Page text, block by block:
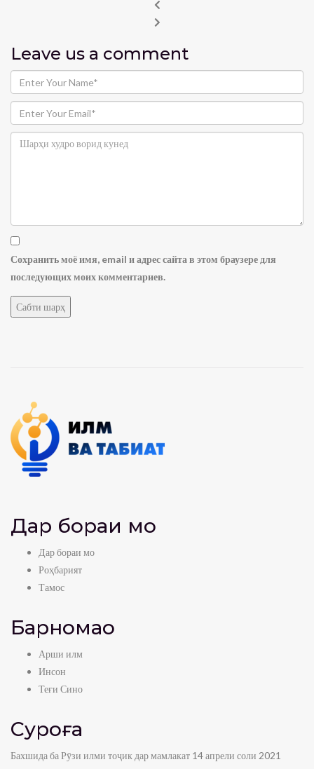
Leave us a comment
Сохранить моё имя, email и адрес сайта в этом браузере для
последующих моих комментариев.
Дар бораи мо
Дар бораи мо
Роҳбарият
Тамос
Барномаҳо
Арши илм
Инсон
Теғи Сино
Суроға
Бахшида ба Рӯзи илми тоҷик дар мамлакат 14 апрели соли 2021